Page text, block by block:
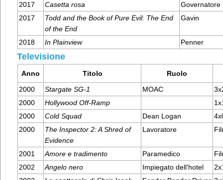
2017
Casetta rosa
Governatore
2017
Todd and the Book of Pure Evil: The End
of the End
Gavin
2018 In Plainview Penner
Televisione
Anno Titolo
Ruolo
2000
Stargate SG-1 MOAC
2000
Hollywood Off-Ramp
2000
Cold Squad Dean Logan
2000
The Inspector 2: A Shred of
Evidence
Lavoratore
2001 Amore e tradimento Paramedico
2002
Angelo nero Impiegato dell'hotel